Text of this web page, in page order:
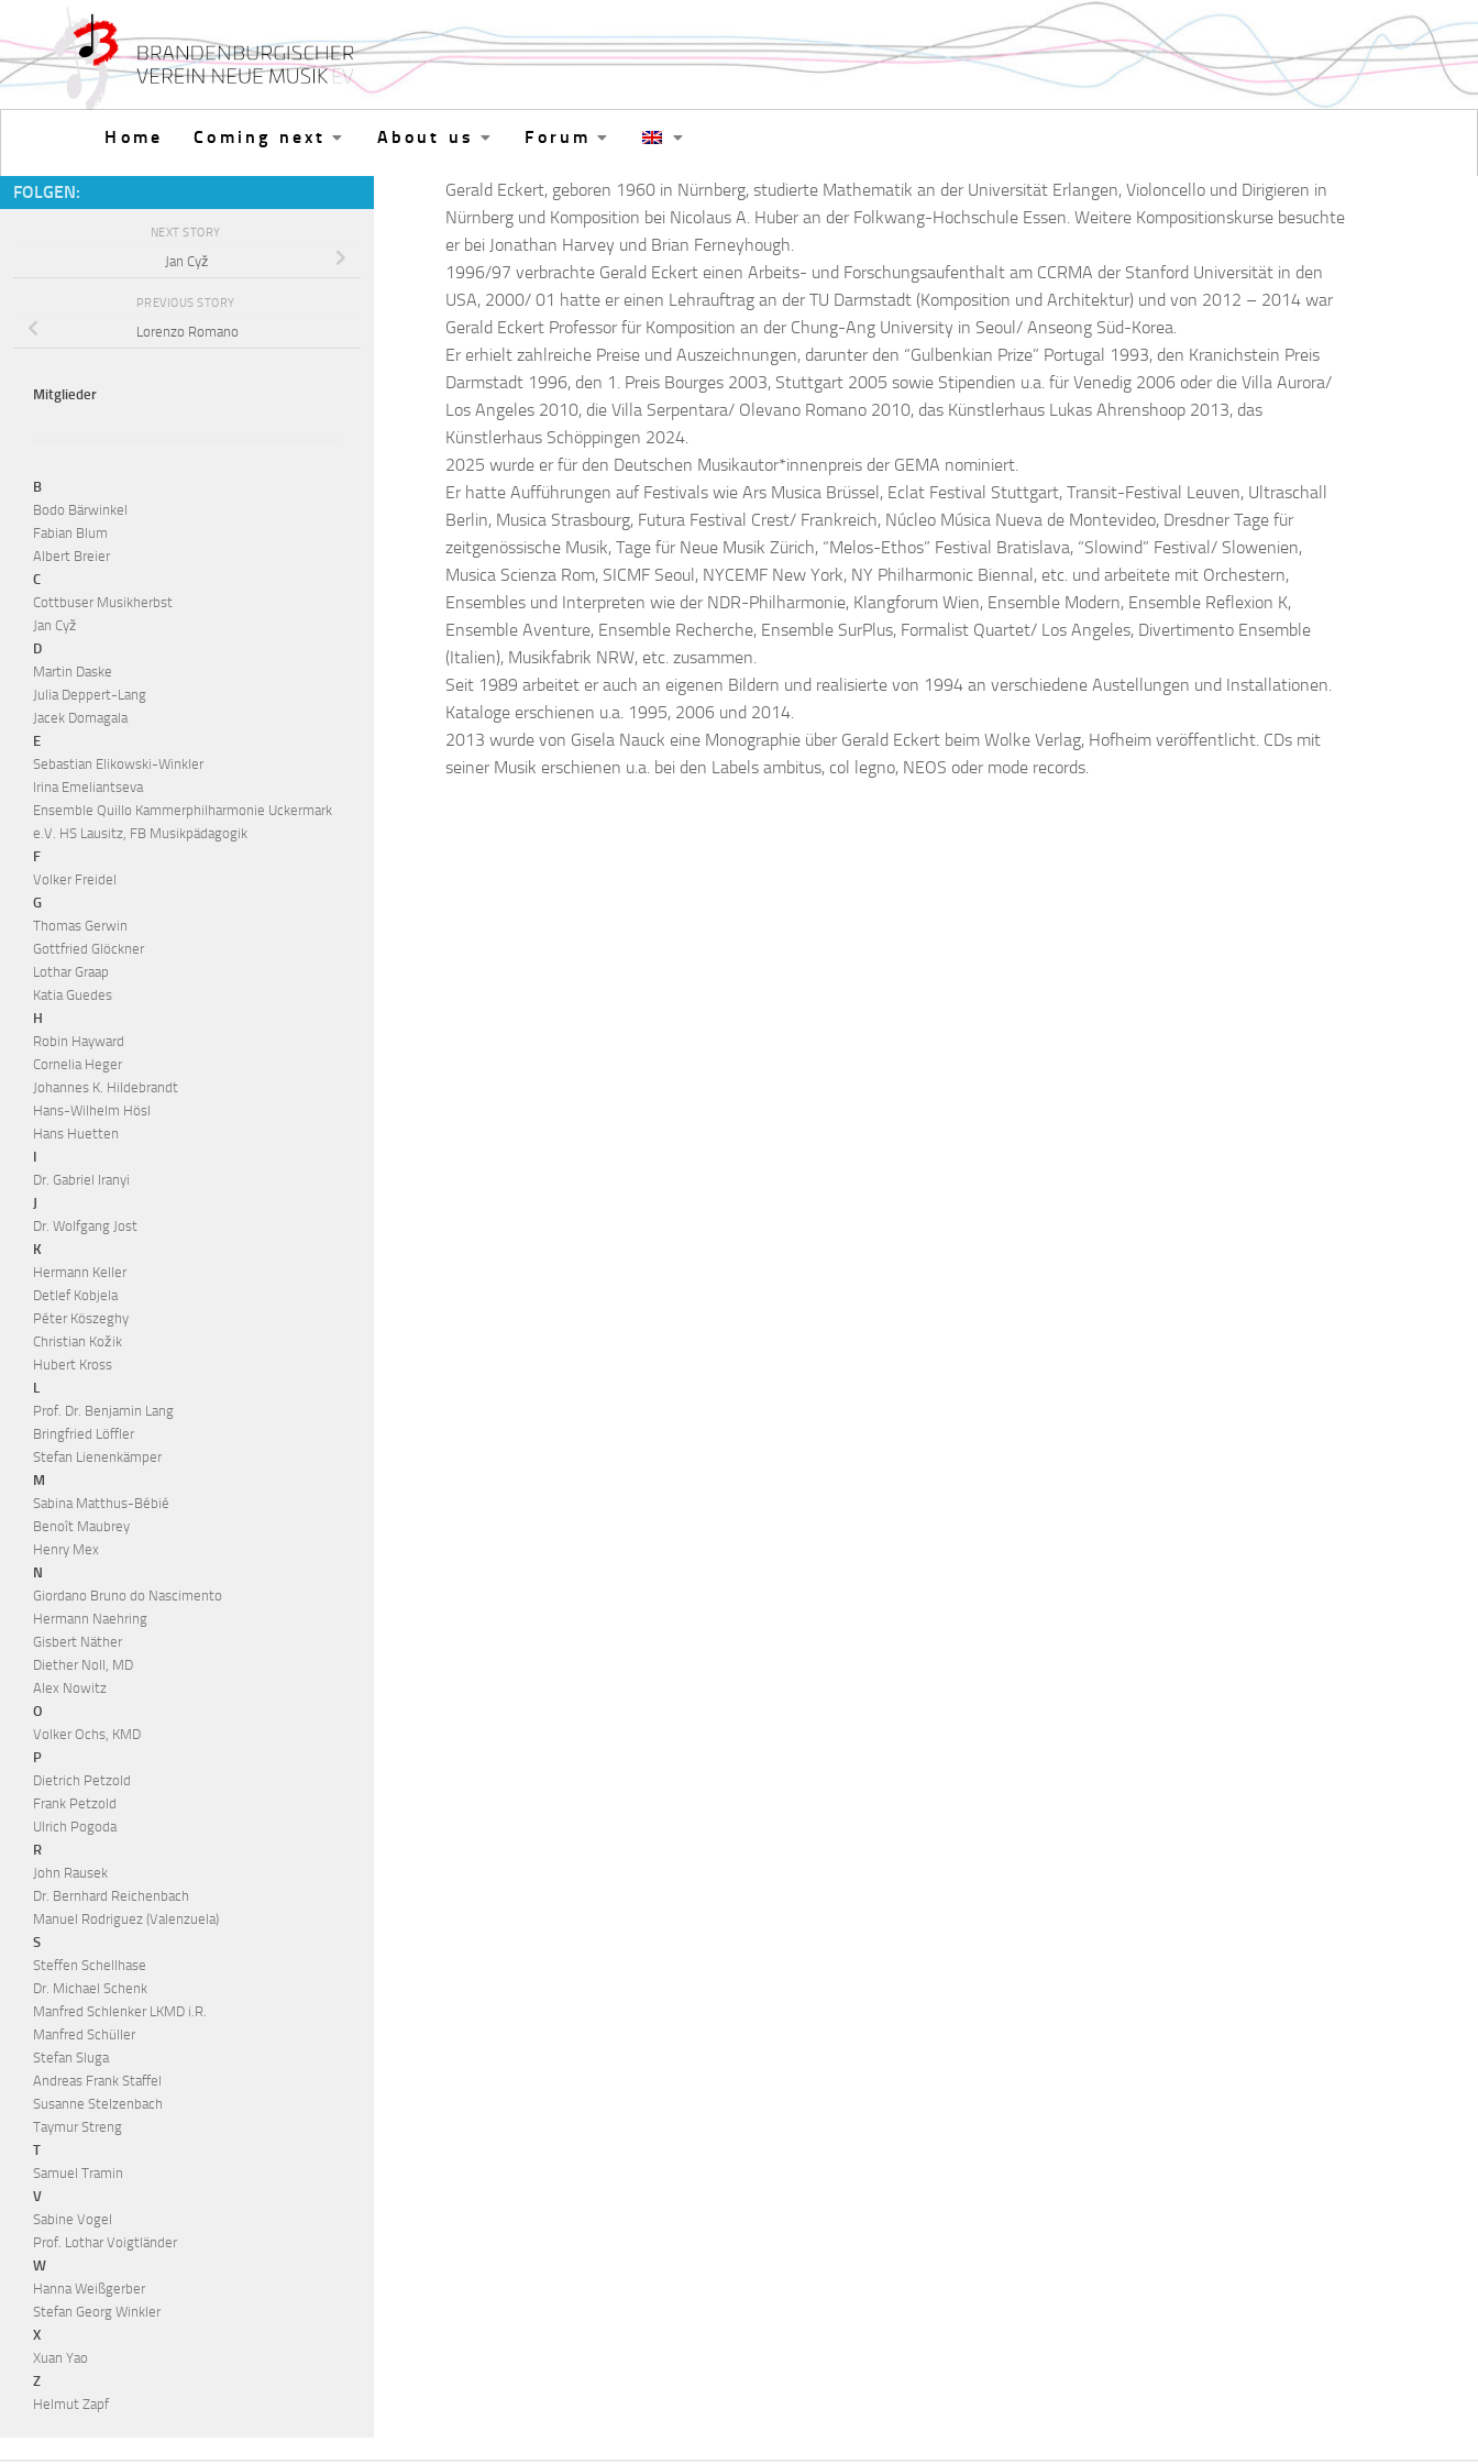
Skip to content
Home Coming next About us Forum
Gerald Eckert, geboren 1960 in Nürnberg, studierte Mathematik an der Universität Erlangen, Violoncello und Dirigieren in
Nürnberg und Komposition bei Nicolaus A. Huber an der Folkwang-Hochschule Essen. Weitere Kompositionskurse besuchte
er bei Jonathan Harvey und Brian Ferneyhough.
1996/97 verbrachte Gerald Eckert einen Arbeits- und Forschungsaufenthalt am CCRMA der Stanford Universität in den
USA, 2000/ 01 hatte er einen Lehrauftrag an der TU Darmstadt (Komposition und Architektur) und von 2012 – 2014 war
Gerald Eckert Professor für Komposition an der Chung-Ang University in Seoul/ Anseong Süd-Korea.
Er erhielt zahlreiche Preise und Auszeichnungen, darunter den “Gulbenkian Prize” Portugal 1993, den Kranichstein Preis
Darmstadt 1996, den 1. Preis Bourges 2003, Stuttgart 2005 sowie Stipendien u.a. für Venedig 2006 oder die Villa Aurora/
Los Angeles 2010, die Villa Serpentara/ Olevano Romano 2010, das Künstlerhaus Lukas Ahrenshoop 2013, das
Künstlerhaus Schöppingen 2024.
2025 wurde er für den Deutschen Musikautor*innenpreis der GEMA nominiert.
Er hatte Aufführungen auf Festivals wie Ars Musica Brüssel, Eclat Festival Stuttgart, Transit-Festival Leuven, Ultraschall
Berlin, Musica Strasbourg, Futura Festival Crest/ Frankreich, Núcleo Música Nueva de Montevideo, Dresdner Tage für
zeitgenössische Musik, Tage für Neue Musik Zürich, “Melos-Ethos” Festival Bratislava, “Slowind” Festival/ Slowenien,
Musica Scienza Rom, SICMF Seoul, NYCEMF New York, NY Philharmonic Biennal, etc. und arbeitete mit Orchestern,
Ensembles und Interpreten wie der NDR-Philharmonie, Klangforum Wien, Ensemble Modern, Ensemble Reflexion K,
Ensemble Aventure, Ensemble Recherche, Ensemble SurPlus, Formalist Quartet/ Los Angeles, Divertimento Ensemble
(Italien), Musikfabrik NRW, etc. zusammen.
Seit 1989 arbeitet er auch an eigenen Bildern und realisierte von 1994 an verschiedene Austellungen und Installationen.
Kataloge erschienen u.a. 1995, 2006 und 2014.
2013 wurde von Gisela Nauck eine Monographie über Gerald Eckert beim Wolke Verlag, Hofheim veröffentlicht. CDs mit
seiner Musik erschienen u.a. bei den Labels ambitus, col legno, NEOS oder mode records.
FOLGEN:
NEXT STORY
Jan Cyž
PREVIOUS STORY
Lorenzo Romano
Mitglieder
B
Bodo Bärwinkel
Fabian Blum
Albert Breier
C
Cottbuser Musikherbst
Jan Cyž
D
Martin Daske
Julia Deppert-Lang
Jacek Domagala
E
Sebastian Elikowski-Winkler
Irina Emeliantseva
Ensemble Quillo Kammerphilharmonie Uckermark
e.V. HS Lausitz, FB Musikpädagogik
F
Volker Freidel
G
Thomas Gerwin
Gottfried Glöckner
Lothar Graap
Katia Guedes
H
Robin Hayward
Cornelia Heger
Johannes K. Hildebrandt
Hans-Wilhelm Hösl
Hans Huetten
I
Dr. Gabriel Iranyi
J
Dr. Wolfgang Jost
K
Hermann Keller
Detlef Kobjela
Péter Köszeghy
Christian Kožik
Hubert Kross
L
Prof. Dr. Benjamin Lang
Bringfried Löffler
Stefan Lienenkämper
M
Sabina Matthus-Bébié
Benoît Maubrey
Henry Mex
N
Giordano Bruno do Nascimento
Hermann Naehring
Gisbert Näther
Diether Noll, MD
Alex Nowitz
O
Volker Ochs, KMD
P
Dietrich Petzold
Frank Petzold
Ulrich Pogoda
R
John Rausek
Dr. Bernhard Reichenbach
Manuel Rodriguez (Valenzuela)
S
Steffen Schellhase
Dr. Michael Schenk
Manfred Schlenker LKMD i.R.
Manfred Schüller
Stefan Sluga
Andreas Frank Staffel
Susanne Stelzenbach
Taymur Streng
T
Samuel Tramin
V
Sabine Vogel
Prof. Lothar Voigtländer
W
Hanna Weißgerber
Stefan Georg Winkler
X
Xuan Yao
Z
Helmut Zapf